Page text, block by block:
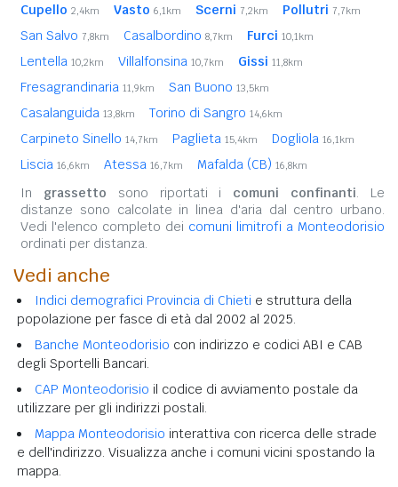
Cupello 2,4km Vasto 6,1km Scerni 7,2km Pollutri 7,7km
San Salvo 7,8km Casalbordino 8,7km Furci 10,1km
Lentella 10,2km Villalfonsina 10,7km Gissi 11,8km
Fresagrandinaria 11,9km San Buono 13,5km
Casalanguida 13,8km Torino di Sangro 14,6km
Carpineto Sinello 14,7km Paglieta 15,4km Dogliola 16,1km
Liscia 16,6km Atessa 16,7km Mafalda (CB) 16,8km
In grassetto sono riportati i comuni confinanti. Le
distanze sono calcolate in linea d'aria dal centro urbano.
Vedi l'elenco completo dei comuni limitrofi a Monteodorisio
ordinati per distanza.
Vedi anche
Indici demografici Provincia di Chieti e struttura della
popolazione per fasce di età dal 2002 al 2025.
Banche Monteodorisio con indirizzo e codici ABI e CAB
degli Sportelli Bancari.
CAP Monteodorisio il codice di avviamento postale da
utilizzare per gli indirizzi postali.
Mappa Monteodorisio interattiva con ricerca delle strade
e dell'indirizzo. Visualizza anche i comuni vicini spostando la
mappa.